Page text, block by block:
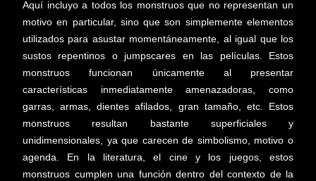
Aquí incluyo a todos los monstruos que no representan un
motivo en particular, sino que son simplemente elementos
utilizados para asustar momentáneamente, al igual que los
sustos repentinos o jumpscares en las películas. Estos
monstruos funcionan únicamente al presentar
características inmediatamente amenazadoras, como
garras, armas, dientes afilados, gran tamaño, etc. Estos
monstruos resultan bastante superficiales y
unidimensionales, ya que carecen de simbolismo, motivo o
agenda. En la literatura, el cine y los juegos, estos
monstruos cumplen una función dentro del contexto de la